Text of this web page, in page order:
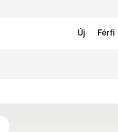
Új Férfi